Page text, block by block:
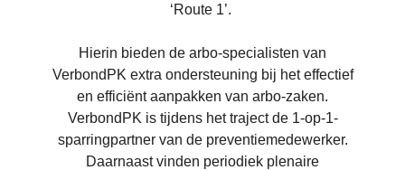
‘Route 1’.
Hierin bieden de arbo-specialisten van
VerbondPK extra ondersteuning bij het effectief
en efficiënt aanpakken van arbo-zaken.
VerbondPK is tijdens het traject de 1-op-1-
sparringpartner van de preventiemedewerker.
Daarnaast vinden periodiek plenaire